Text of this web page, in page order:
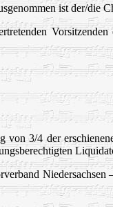
ist der/die
3/4 der